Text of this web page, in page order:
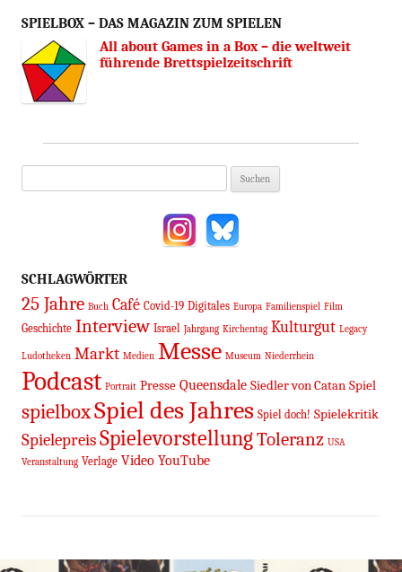
SPIELBOX – DAS MAGAZIN ZUM SPIELEN
All about Games in a Box – die weltweit
führende Brettspielzeitschrift
SCHLAGWÖRTER
25 Jahre Buch Café Covid-19 Digitales Europa Familienspiel Film
Geschichte Interview Israel Jahrgang Kirchentag Kulturgut Legacy
Ludotheken Markt Medien Messe Museum Niederrhein
Podcast Portrait Presse Queensdale Siedler von Catan Spiel
spielboxSpiel des Jahres Spiel doch! Spielekritik
SpielepreisSpielevorstellungToleranz USA
Veranstaltung Verlage Video YouTube